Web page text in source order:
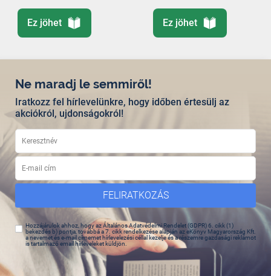
Ez jöhet Ez jöhet
Ne maradj le semmiről!
Iratkozz fel hírlevelünkre, hogy időben értesülj az
akciókról, ujdonságokról!
FELIRATKOZÁS
Hozzájárulok ahhoz, hogy az Általános Adatvédelmi Rendelet (GDPR) 6. cikk (1)
bekezdés b) pontja, továbbá a 7. cikk rendelkezése alapján az eKönyv Magyarország Kft.
a nevemet és e-mail címemet hírlevelezési céllal kezelje és a részemre gazdasági reklámot
is tartalmazó email hírleveleket küldjön.